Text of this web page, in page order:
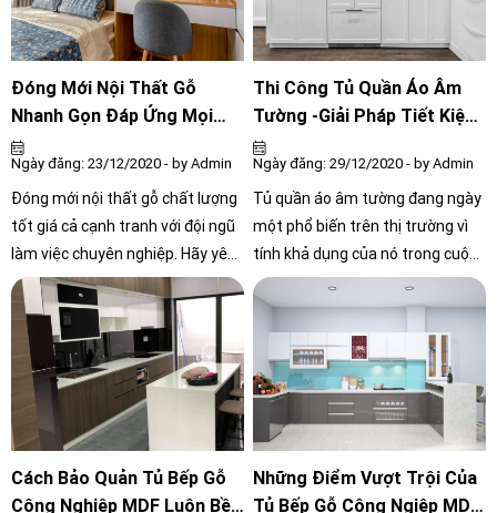
Đóng Mới Nội Thất Gỗ
Nhanh Gọn Đáp Ứng Mọi
Yêu Cầu
Ngày đăng: 23/12/2020 - by Admin
Đóng mới nội thất gỗ chất lượng
tốt giá cả cạnh tranh với đội ngũ
làm việc chuyên nghiệp. Hãy yên
tâm vì đã có Nội Thất Công Chính
– đơn vị chuyên cung cấp thi
công đồ nội thất có tiếng trong
ngành, đã nhận được rất nhiều
sự đánh giá tích cực của khách
hàng trong thời gian qua.
Thi Công Tủ Quần Áo Âm
Tường -Giải Pháp Tiết Kiệm
Cho Không Gian Nhà Bạn
Ngày đăng: 29/12/2020 - by Admin
Tủ quần áo âm tường đang ngày
một phổ biến trên thị trường vì
tính khả dụng của nó trong cuộc
sống hằng ngày. Bạn sẽ không
phải lo lắng vấn đề về không gian
khi thi công tủ quần áo âm tường
cho ngôi nhà của bạn
Cách Bảo Quản Tủ Bếp Gỗ
Công Nghiệp MDF Luôn Bền
Những Điểm Vượt Trội Của
Tủ Bếp Gỗ Công Ngiệp MDF